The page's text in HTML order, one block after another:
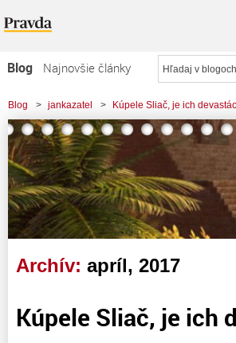
Blog
Najnovšie články
Najčítanejšie články
Najkomentovanejšie články
Zoznam blogov
Komerčné blogy
Blog > jankazatel > Kúpele Sliač, je ich
Archív: apríl, 2017
Kúpele Sliač, je ich